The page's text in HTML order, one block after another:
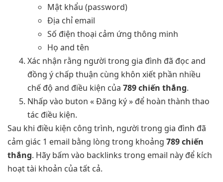
Mật khẩu (password)
Địa chỉ email
Số điện thoại cảm ứng thông minh
Họ and tên
Xác nhận rằng người trong gia đình đã đọc and
đồng ý chấp thuận cùng khôn xiết phần nhiều
chế độ and điều kiện của 789 chiến thắng.
Nhấp vào buton « Đăng ký » để hoàn thành thao
tác điều kiện.
Sau khi điều kiện công trình, người trong gia đình đã
cảm giác 1 email bằng lòng trong khoảng 789 chiến
thắng. Hãy bấm vào backlinks trong email này để kích
hoạt tài khoản của tất cả.